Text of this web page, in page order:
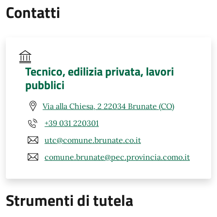
Contatti
Tecnico, edilizia privata, lavori
pubblici
Via alla Chiesa, 2 22034 Brunate (CO)
+39 031 220301
utc@comune.brunate.co.it
comune.brunate@pec.provincia.como.it
Strumenti di tutela